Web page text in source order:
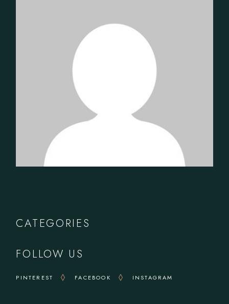
CATEGORIES
FOLLOW US
PINTEREST FACEBOOK INSTAGRAM